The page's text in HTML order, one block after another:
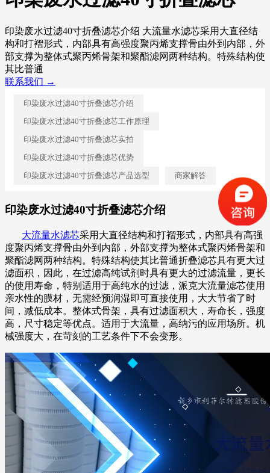
印染废水过滤40寸折叠滤芯介绍 大流量水滤芯采用大直径结
构和打褶形式，内部具有高强度聚丙烯支撑骨由外到内部，外
部支撑为整体式聚丙烯骨架和聚酯滤网两种结构。特殊结构使
其比普通
联系我们 →
印染废水过滤40寸折叠滤芯介绍
印染废水过滤40寸折叠滤芯工作原理
印染废水过滤40寸折叠滤芯实拍
印染废水过滤40寸折叠滤芯优势
印染废水过滤40寸折叠滤芯产品选型
商家解答
印染废水过滤40寸折叠滤芯介绍
大流量水滤芯采用大直径结构和打褶形式，内部具有高强
度聚丙烯支撑骨由外到内部，外部支撑为整体式聚丙烯骨架和
聚酯滤网两种结构。特殊结构使其比普通折叠滤芯具有更大过
滤面积，因此，在过滤高纯试剂时具有更大的过滤流量，更长
的使用寿命，特别适用于高纯水的过滤，派克大流量滤芯使用
亲水性的膜材，无需经预润湿即可直接使用，大大节省了时
间，减低成本。整体式骨架，具有过滤面积大，寿命长，强度
高，尺寸稳定等优点。适用于大流量，高纳污的应用场所。机
械强度大，在苛刻的工艺条件下不会变形。